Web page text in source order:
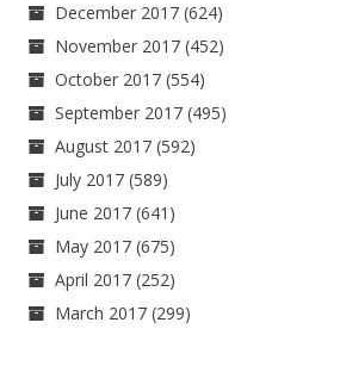
December 2017 (624)
November 2017 (452)
October 2017 (554)
September 2017 (495)
August 2017 (592)
July 2017 (589)
June 2017 (641)
May 2017 (675)
April 2017 (252)
March 2017 (299)